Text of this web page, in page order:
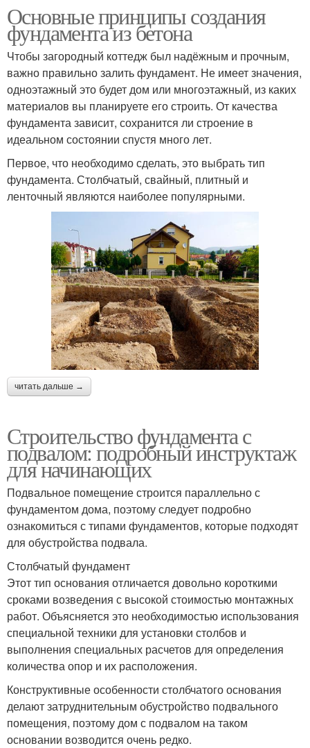
Основные принципы создания
фундамента из бетона
Чтобы загородный коттедж был надёжным и прочным,
важно правильно залить фундамент. Не имеет значения,
одноэтажный это будет дом или многоэтажный, из каких
материалов вы планируете его строить. От качества
фундамента зависит, сохранится ли строение в
идеальном состоянии спустя много лет.
Первое, что необходимо сделать, это выбрать тип
фундамента. Столбчатый, свайный, плитный и
ленточный являются наиболее популярными.
читать дальше →
Строительство фундамента с
подвалом: подробный инструктаж
для начинающих
Подвальное помещение строится параллельно с
фундаментом дома, поэтому следует подробно
ознакомиться с типами фундаментов, которые подходят
для обустройства подвала.
Столбчатый фундамент
Этот тип основания отличается довольно короткими
сроками возведения с высокой стоимостью монтажных
работ. Объясняется это необходимостью использования
специальной техники для установки столбов и
выполнения специальных расчетов для определения
количества опор и их расположения.
Конструктивные особенности столбчатого основания
делают затруднительным обустройство подвального
помещения, поэтому дом с подвалом на таком
основании возводится очень редко.